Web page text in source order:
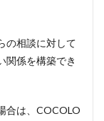
の相談に対して
関係を構築でき
合は、COCOLO